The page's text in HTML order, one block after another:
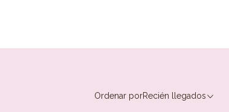
Ordenar porRecién llegados